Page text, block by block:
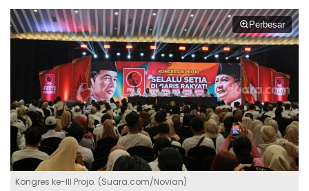
Perbesar
Kongres ke-III Projo. (Suara.com/Novian)